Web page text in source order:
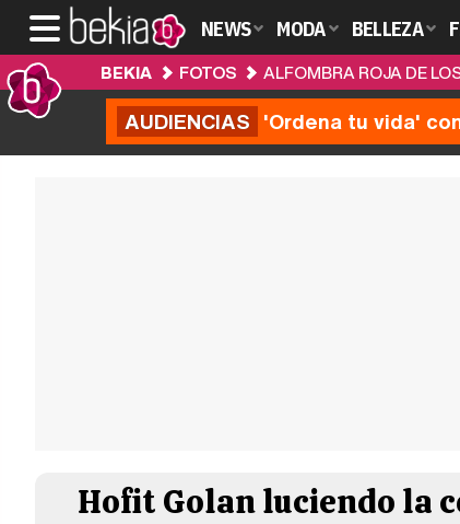
NEWS MODA BELLEZA
BEKIA FOTOS ALFOMBRA ROJA DE
AUDIENCIAS 'Ordena tu vida'
Hofit Golan luciendo la